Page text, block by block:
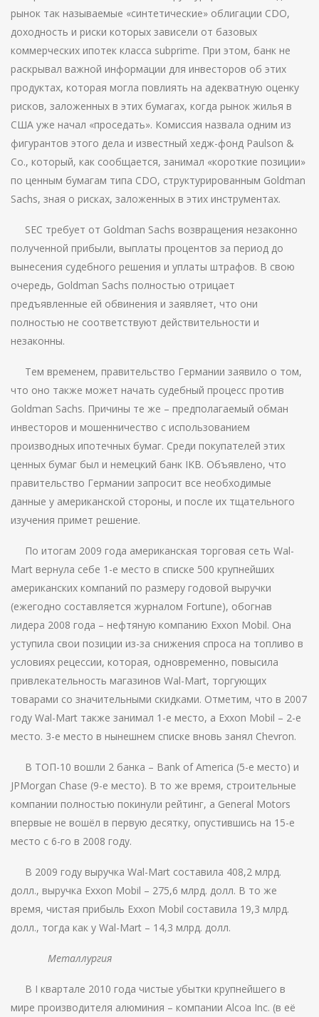
рынок так называемые «синтетические» облигации CDO,
доходность и риски которых зависели от базовых
коммерческих ипотек класса subprime. При этом, банк не
раскрывал важной информации для инвесторов об этих
продуктах, которая могла повлиять на адекватную оценку
рисков, заложенных в этих бумагах, когда рынок жилья в
США уже начал «проседать». Комиссия назвала одним из
фигурантов этого дела и известный хедж-фонд Paulson &
Co., который, как сообщается, занимал «короткие позиции»
по ценным бумагам типа CDO, структурированным Goldman
Sachs, зная о рисках, заложенных в этих инструментах.
SEC требует от Goldman Sachs возвращения незаконно
полученной прибыли, выплаты процентов за период до
вынесения судебного решения и уплаты штрафов. В свою
очередь, Goldman Sachs полностью отрицает
предъявленные ей обвинения и заявляет, что они
полностью не соответствуют действительности и
незаконны.
Тем временем, правительство Германии заявило о том,
что оно также может начать судебный процесс против
Goldman Sachs. Причины те же – предполагаемый обман
инвесторов и мошенничество с использованием
производных ипотечных бумаг. Среди покупателей этих
ценных бумаг был и немецкий банк IKB. Объявлено, что
правительство Германии запросит все необходимые
данные у американской стороны, и после их тщательного
изучения примет решение.
По итогам 2009 года американская торговая сеть Wal-
Mart вернула себе 1-е место в списке 500 крупнейших
американских компаний по размеру годовой выручки
(ежегодно составляется журналом Fortune), обогнав
лидера 2008 года – нефтяную компанию Exxon Mobil. Она
уступила свои позиции из-за снижения спроса на топливо в
условиях рецессии, которая, одновременно, повысила
привлекательность магазинов Wal-Mart, торгующих
товарами со значительными скидками. Отметим, что в 2007
году Wal-Mart также занимал 1-е место, а Exxon Mobil – 2-е
место. 3-е место в нынешнем списке вновь занял Chevron.
В ТОП-10 вошли 2 банка – Bank of America (5-е место) и
JPMorgan Chase (9-е место). В то же время, строительные
компании полностью покинули рейтинг, а General Motors
впервые не вошёл в первую десятку, опустившись на 15-е
место с 6-го в 2008 году.
В 2009 году выручка Wal-Mart составила 408,2 млрд.
долл., выручка Exxon Mobil – 275,6 млрд. долл. В то же
время, чистая прибыль Exxon Mobil составила 19,3 млрд.
долл., тогда как у Wal-Mart – 14,3 млрд. долл.
Металлургия
В I квартале 2010 года чистые убытки крупнейшего в
мире производителя алюминия – компании Alcoa Inc. (в её